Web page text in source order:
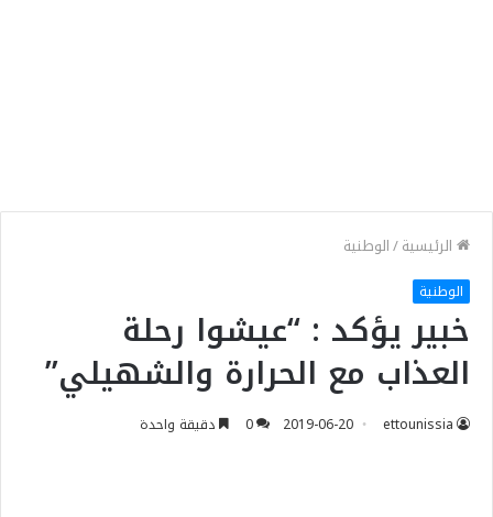
الرئيسية/الوطنية
الوطنية
خبير يؤكد : “عيشوا رحلة
العذاب مع الحرارة والشهيلي”
ettounissia
2019-06-20
0 دقيقة واحدة